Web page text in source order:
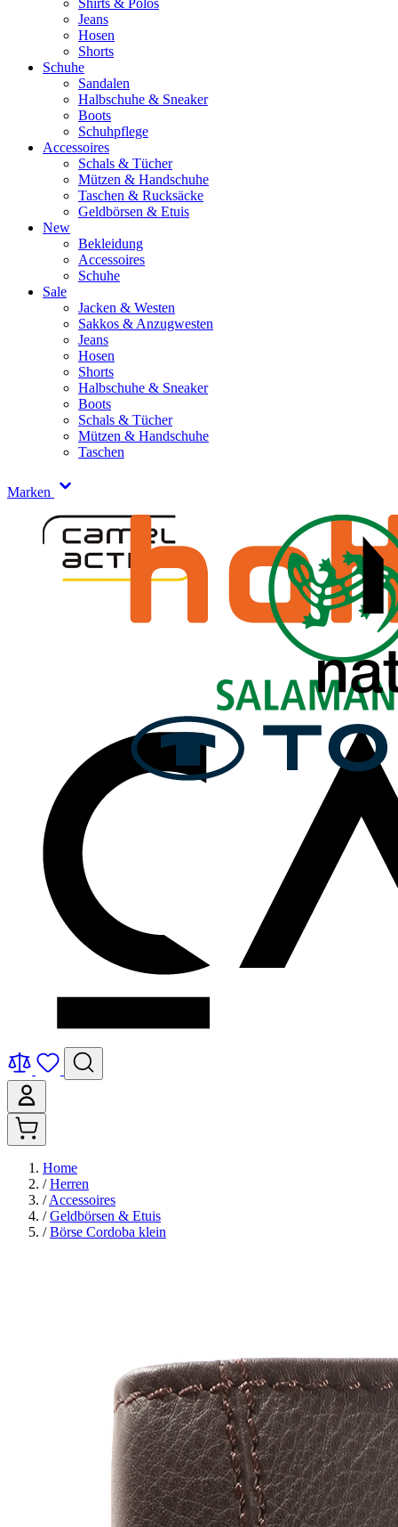
Shirts & Polos
Jeans
Hosen
Shorts
Schuhe
Sandalen
Halbschuhe & Sneaker
Boots
Schuhpflege
Accessoires
Schals & Tücher
Mützen & Handschuhe
Taschen & Rucksäcke
Geldbörsen & Etuis
New
Bekleidung
Accessoires
Schuhe
Sale
Jacken & Westen
Sakkos & Anzugwesten
Jeans
Hosen
Shorts
Halbschuhe & Sneaker
Boots
Schals & Tücher
Mützen & Handschuhe
Taschen
Marken
Home
/ Herren
/ Accessoires
/ Geldbörsen & Etuis
/ Börse Cordoba klein